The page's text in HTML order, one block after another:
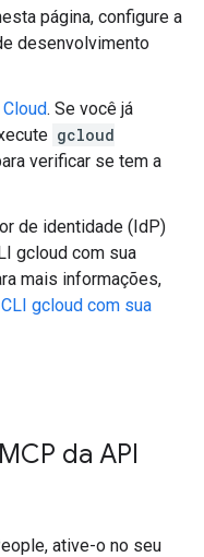
página, configure a
desenvolvimento
. Se você já
gcloud
verificar se tem a
de identidade (IdP)
gcloud com sua
mais informações,
gcloud com sua
da API
ative-o no seu